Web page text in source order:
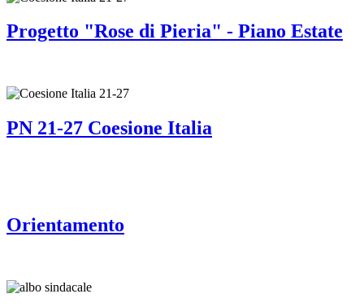
Progetto "Rose di Pieria" - Piano Estate
PN 21-27 Coesione Italia
Orientamento